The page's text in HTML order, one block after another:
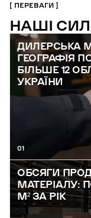
ПЕРЕВАГИ
НАШІ
ДИЛЕРСЬКА
ГЕОГРАФІЯ
БІЛЬШЕ 12
УКРАЇНИ
01
ОБСЯГИ
МАТЕРІАЛУ:
М² ЗА РІК